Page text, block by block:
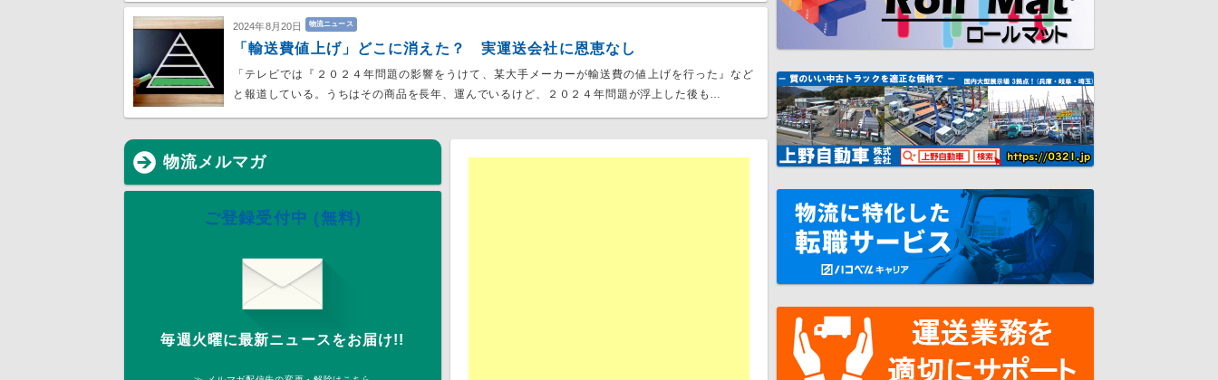
2024年8月20日 物流ニュース
「輸送費値上げ」どこに消えた？ 実運送会社に恩恵なし
「テレビでは『２０２４年問題の影響をうけて、某大手メーカーが輸送費の値上げを行った』など
と報道している。うちはその商品を長年、運んでいるけど、２０２４年問題が浮上した後も…
物流メルマガ
ご登録受付中 (無料)
毎週火曜に最新ニュースをお届け!!